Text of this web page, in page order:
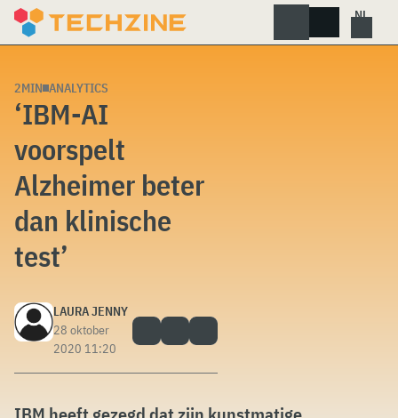
Skip
2MIN ANALYTICS
‘IBM-AI
voorspelt
Alzheimer beter
dan klinische
test’
LAURA JENNY
28 oktober
2020 11:20